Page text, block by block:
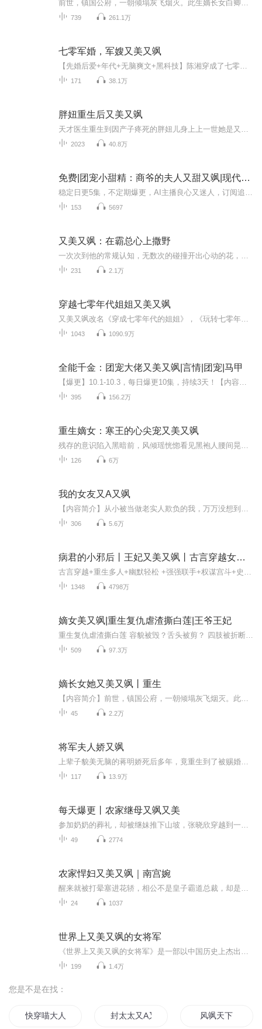
739 261.1万
七零军婚，军嫂又美又飒
171 38.1万
胖妞重生后又美又飒
2023 40.8万
免费|团宠小甜精：商爷的夫人又甜又飒|现代言情&团宠小甜精&商爷的夫人又甜又飒
153 5697
又美又飒：在霸总心上撒野
231 2.1万
穿越七零年代姐姐又美又飒
1043 1090.9万
全能千金：团宠大佬又美又飒|言情|团宠|马甲
395 156.2万
重生嫡女：寒王的心尖宠又美又飒
126 6万
我的女友又A又飒
306 5.6万
病君的小邪后丨王妃又美又飒丨古言穿越女强丨爆笑甜宠
1348 4798万
嫡女美又飒|重生复仇虐渣撕白莲|王爷王妃
509 97.3万
嫡长女她又美又飒丨重生
45 2.2万
将军夫人娇又飒
117 13.9万
每天爆更丨农家继母又飒又美
49 2774
农家悍妇又美又飒｜南宫婉
24 1037
世界上又美又飒的女将军
199 1.4万
您是不是在找：
快穿喵大人她好飒 封太太又A又飒 风飒天下